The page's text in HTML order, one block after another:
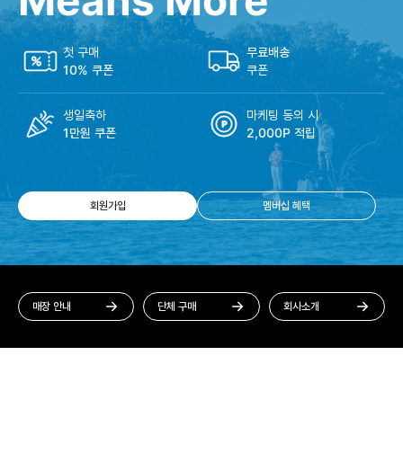
첫 구매
10% 쿠폰
무료배송
쿠폰
생일축하
1만원 쿠폰
마케팅 동의 시
2,000P 적립
회원가입 멤버십 혜택
매장 안내 단체 구매 회사소개